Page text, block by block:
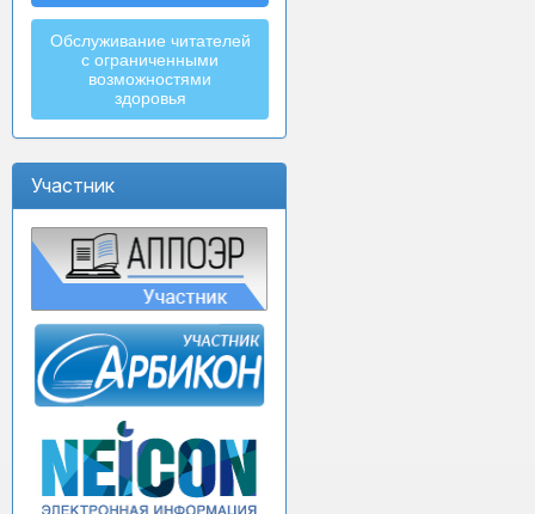
Обслуживание читателей
с ограниченными
возможностями
здоровья
Участник